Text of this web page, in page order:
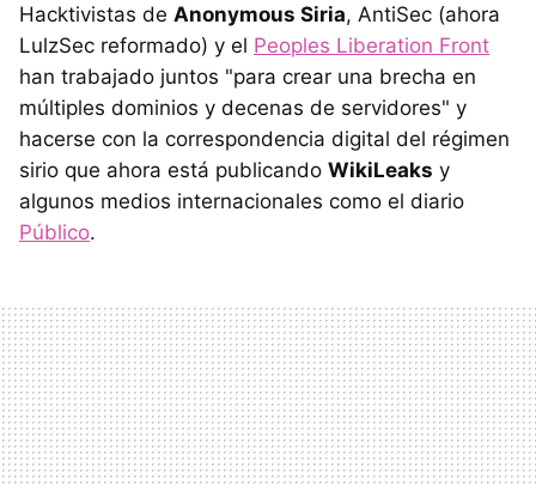
Hacktivistas de Anonymous Siria, AntiSec (ahora
LulzSec reformado) y el Peoples Liberation Front
han trabajado juntos "para crear una brecha en
múltiples dominios y decenas de servidores" y
hacerse con la correspondencia digital del régimen
sirio que ahora está publicando WikiLeaks y
algunos medios internacionales como el diario
Público.